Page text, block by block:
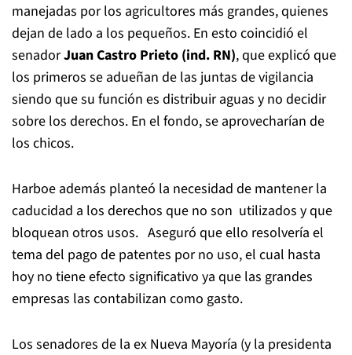
manejadas por los agricultores más grandes, quienes
dejan de lado a los pequeños. En esto coincidió el
senadorJuan Castro Prieto (ind. RN), que explicó que
los primeros se adueñan de las juntas de vigilancia
siendo que su función es distribuir aguas y no decidir
sobre los derechos. En el fondo, se aprovecharían de
los chicos.
Harboe además planteó la necesidad de mantener la
caducidad a los derechos que no son utilizados y que
bloquean otros usos. Aseguró que ello resolvería el
tema del pago de patentes por no uso, el cual hasta
hoy no tiene efecto significativo ya que las grandes
empresas las contabilizan como gasto.
Los senadores de la ex Nueva Mayoría (y la presidenta